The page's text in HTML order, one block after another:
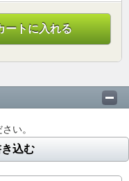
ートに入れる
い。
込む